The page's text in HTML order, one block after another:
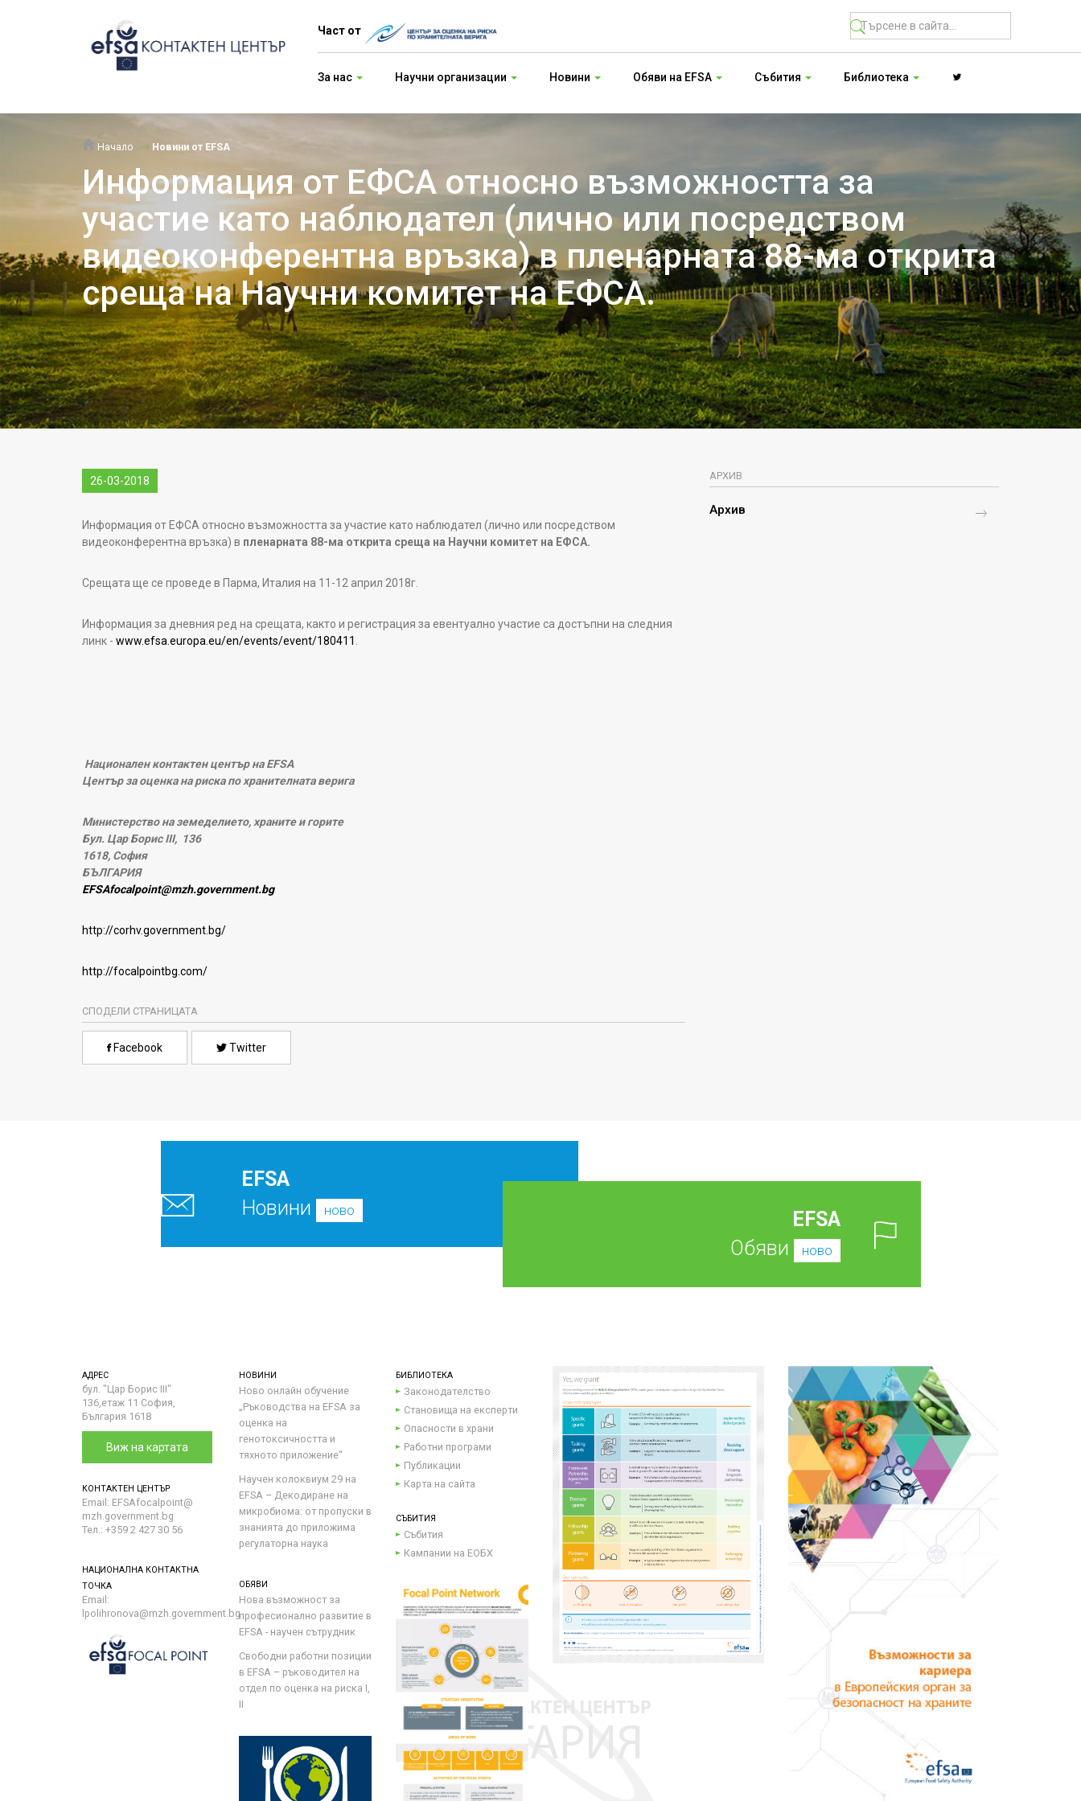
Част от
За нас Научни организации Новини Обяви на EFSA Събития Библиотека
Начало Новини от EFSA
Информация от ЕФСА относно възможността за
участие като наблюдател (лично или посредством
видеоконферентна връзка) в пленарната 88-ма открита
среща на Научни комитет на ЕФСА.
26-03-2018
Информация от ЕФСА относно възможността за участие като наблюдател (лично или посредством
видеоконферентна връзка) в пленарната 88-ма открита среща на Научни комитет на ЕФСА.
Срещата ще се проведе в Парма, Италия на 11-12 април 2018г.
Информация за дневния ред на срещата, както и регистрация за евентуално участие са достъпни на следния
линк - www.efsa.europa.eu/en/events/event/180411
Национален контактен център наEFSA
Център за оценка на риска по хранителната верига
Министерство на земеделието, храните и горите
Бул. Цар БорисIII, 136
1618, София
БЪЛГАРИЯ
EFSAfocalpoint@mzh.government.bg
http://corhv.government.bg/
http://focalpointbg.com/
СПОДЕЛИ СТРАНИЦАТА
Facebook Twitter
АРХИВ
Архив
EFSA
Новини
ново
EFSA
Обяви
ново
АДРЕС
бул. "Цар Борис III"
136,етаж 11 София,
България 1618
Виж на картата
КОНТАКТЕН ЦЕНТЪР
Email: EFSAfocalpoint@
mzh.government.bg
Тел.: +359 2 427 30 56
НАЦИОНАЛНА КОНТАКТНА
ТОЧКА
Email:
lpolihronova@mzh.government.bg
НОВИНИ
Ново онлайн обучение
„Ръководства на ЕFSA за
оценка на
генотоксичността и
тяхното приложение“
Научен колоквиум 29 на
EFSA – Декодиране на
микробиома: от пропуски в
знанията до приложима
регулаторна наука
ОБЯВИ
Нова възможност за
професионално развитие в
EFSA - научен сътрудник
Свободни работни позиции
в EFSA – ръководител на
отдел по оценка на риска I,
II
БИБЛИОТЕКА
Законодателство
Становища на експерти
Опасности в храни
Работни програми
Публикации
Карта на сайта
СЪБИТИЯ
Събития
Кампании на ЕОБХ